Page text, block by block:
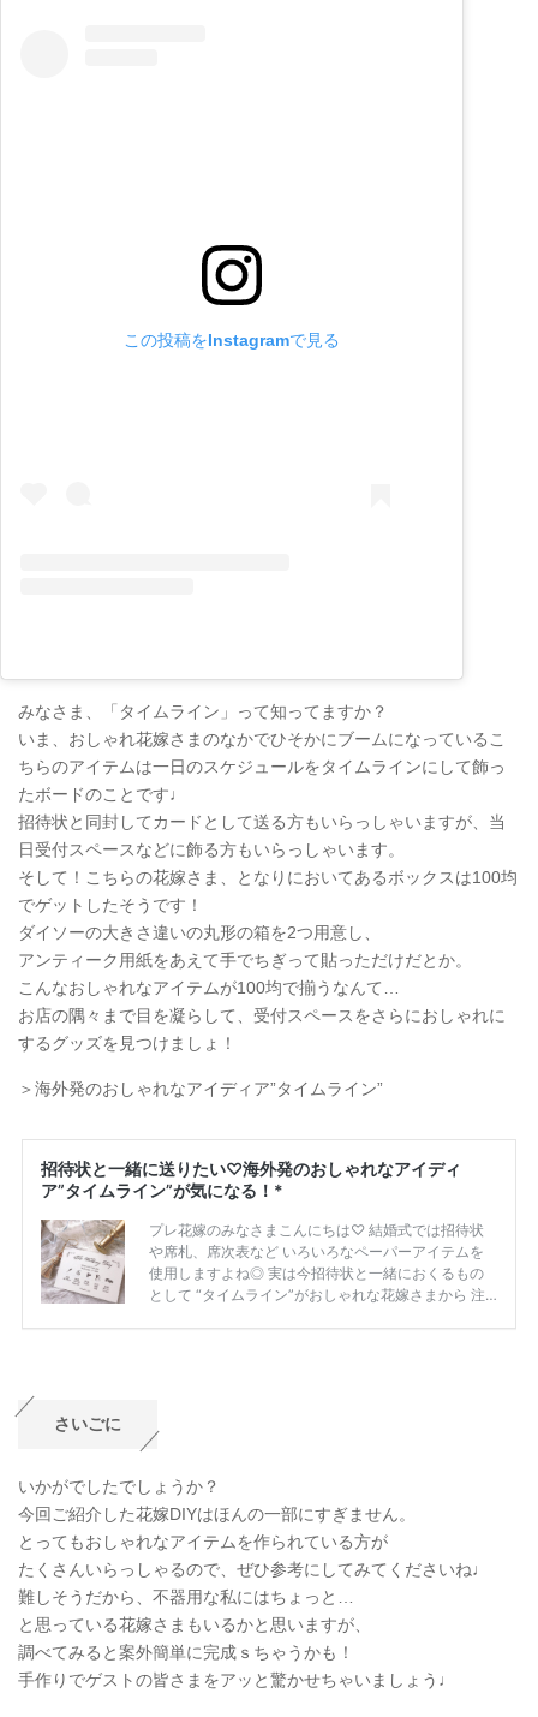
この投稿をInstagramで見る
みなさま、「タイムライン」って知ってますか？
いま、おしゃれ花嫁さまのなかでひそかにブームになっているこ
ちらのアイテムは一日のスケジュールをタイムラインにして飾っ
たボードのことです♩
招待状と同封してカードとして送る方もいらっしゃいますが、当
日受付スペースなどに飾る方もいらっしゃいます。
そして！こちらの花嫁さま、となりにおいてあるボックスは100均
でゲットしたそうです！
ダイソーの大きさ違いの丸形の箱を2つ用意し、
アンティーク用紙をあえて手でちぎって貼っただけだとか。
こんなおしゃれなアイテムが100均で揃うなんて…
お店の隅々まで目を凝らして、受付スペースをさらにおしゃれに
するグッズを見つけましょ！
＞海外発のおしゃれなアイディア”タイムライン”
さいごに
いかがでしたでしょうか？
今回ご紹介した花嫁DIYはほんの一部にすぎません。
とってもおしゃれなアイテムを作られている方が
たくさんいらっしゃるので、ぜひ参考にしてみてくださいね♩
難しそうだから、不器用な私にはちょっと…
と思っている花嫁さまもいるかと思いますが、
調べてみると案外簡単に完成ｓちゃうかも！
手作りでゲストの皆さまをアッと驚かせちゃいましょう♩